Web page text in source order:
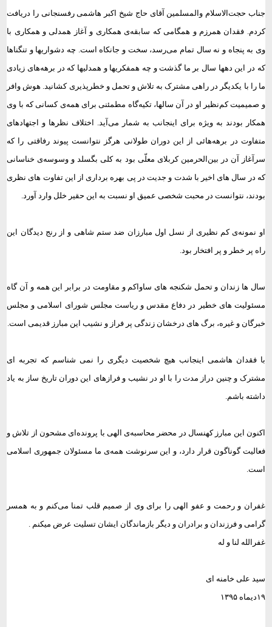
جناب حجت‌الاسلام والمسلمین آقای حاج شیخ اکبر هاشمی رفسنجانی را دریافت
کردم. فقدان همرزم و همگامی که سابقه‌ی همکاری و آغاز همدلی و همکاری با
وی به پنجاه و نه سال تمام می‌رسد، سخت و جانکاه است. چه دشواریها و تنگناها
که در این دهها سال بر ما گذشت و چه همفکریها و همدلیها که در برهه‌های زیادی
ما را با یکدیگر در راهی مشترک به تلاش و تحمل و خطرپذیری کشانید. هوش وافر
و صمیمیت کم‌نظیر او در آن سالها، تکیه‌گاه مطمئنی برای همه‌ی کسانی که با وی
همکار بودند به ویژه برای اینجانب به شمار می‌آید. اختلاف نظرها و اجتهادهای
متفاوت در برهه‌هائی از این دوران طولانی هرگز نتوانست پیوند رفاقتی را که
سرآغاز آن در بین‌الحرمین کربلای معلّی بود به کلی بگسلد و وسوسه‌ی خناسانی
که در سال های اخیر با شدت و جدیت در پی بهره برداری از این تفاوت های نظری
بودند، نتوانست در محبت شخصی عمیق او نسبت به این حقیر خلل وارد آورد.
او نمونه‌ی کم نظیری از نسل اول مبارزان ضد ستم شاهی و از رنج دیدگان این
راه پر خطر و پر افتخار بود.
سال ها زندان و تحمل شکنجه های ساواکم و مقاومت در برابر این همه و آن گاه
مسئولیت های خطیر در دفاع مقدس و ریاست مجلس شورای اسلامی و مجلس
خبرگان و غیره، برگ های درخشان زندگی پر فراز و نشیب این مبارز قدیمی است.
با فقدان هاشمی اینجانب هیچ شخصیت دیگری را نمی شناسم که تجربه ای
مشترک و چنین دراز مدت را با او در نشیب و فرازهای این دوران تاریخ ساز به یاد
داشته باشم.
اکنون این مبارز کهنسال در محضر محاسبه‌ی الهی با پرونده‌ای مشحون از تلاش و
فعالیت گوناگون قرار دارد، و این سرنوشت همه‌ی ما مسئولان جمهوری اسلامی
است.
غفران و رحمت و عفو الهی را برای وی از صمیم قلب تمنا می‌کنم و به همسر
گرامی و فرزندان و برادران و دیگر بازماندگان ایشان تسلیت عرض میکنم .
غفرالله لنا و له
سید علی خامنه ای
۱۹ دیماه۱۳۹۵